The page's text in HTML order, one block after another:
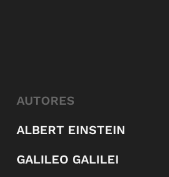
AUTORES
ALBERT EINSTEIN
GALILEO GALILEI